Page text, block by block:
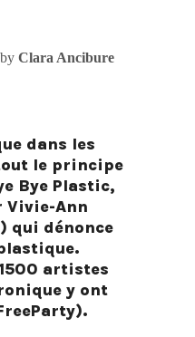
by Clara Ancibure
dans les
le principe
Bye Plastic,
Vivie-Ann
qui dénonce
artistes
y ont